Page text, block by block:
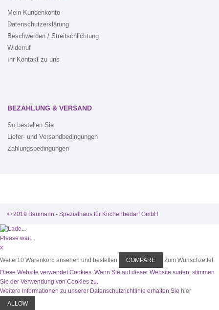
Mein Kundenkonto
Datenschutzerklärung
Beschwerden / Streitschlichtung
Widerruf
Ihr Kontakt zu uns
BEZAHLUNG & VERSAND
So bestellen Sie
Liefer- und Versandbedingungen
Zahlungsbedingungen
© 2019 Baumann - Spezialhaus für Kirchenbedarf GmbH
Please wait...
x
Weiter10 Warenkorb ansehen und bestellen COMPARE
Zum Wunschzettel
Diese Website verwendet Cookies. Wenn Sie auf dieser Website surfen, stimmen
Sie der Verwendung von Cookies zu.
Weitere Informationen zu unserer Datenschutzrichtlinie erhalten Sie hier
ALLOW